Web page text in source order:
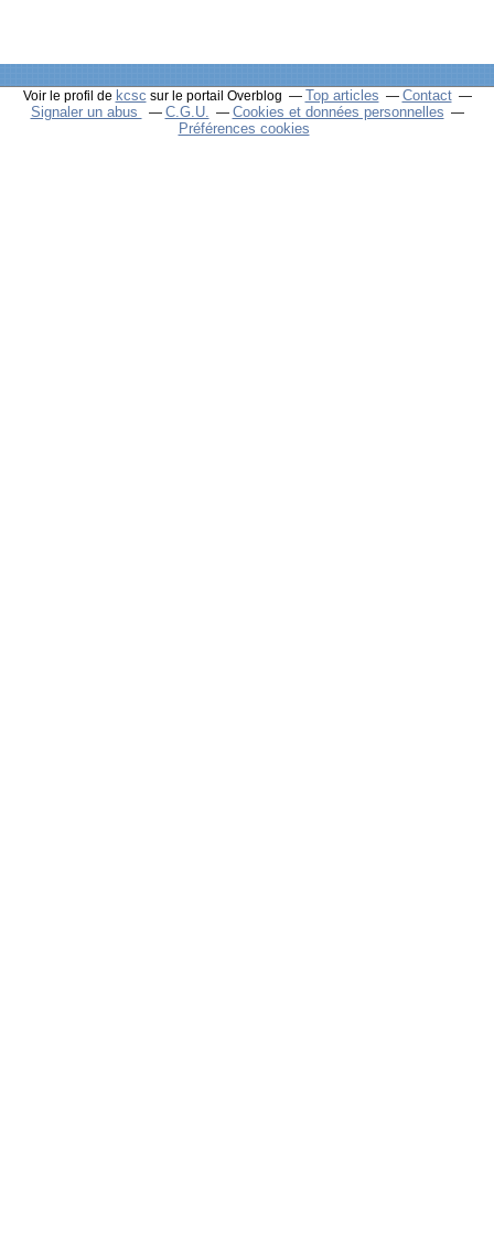
Voir le profil de kcsc sur le portail Overblog Top articles
Contact
Signaler un abus
C.G.U.
Cookies et données personnelles
Préférences cookies